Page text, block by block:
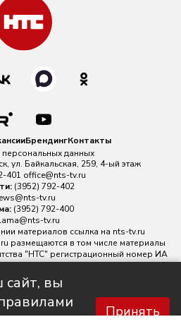
сайт, вы
Принять
БрендингКонтакты
данных
ул. Байкальская, 259, 4-ый этаж
401 office@nts-tv.ru
(3952) 792-402
tv.ru
(3952) 792-400
tv.ru
материалов ссылка на nts-tv.ru
размещаются в том числе материалы
"НТС" регистрационный номер ИА
Федеральной службой по
технологий и массовых
Евгений Александрович16+